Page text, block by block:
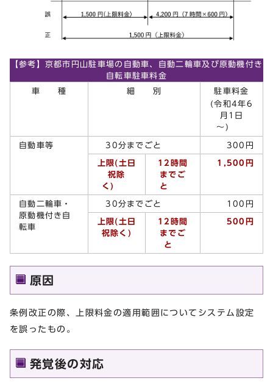
【参考】京都市円山駐車場の自動車、自動二輪車及び原動機付き
自転車駐車料金
車 種
細 別
駐車料金
(令和4年6
月1日
～)
自動車等 30分までごと 300円
上限(土日
祝除
く)
12 時間
までご
と
1,500円
自動二輪車・
原動機付き自
転車
30分までごと 100円
上限(土日
祝除く)
12 時間
までご
と
500円
原因
条例改正の際、上限料金の適用範囲についてシステム設定
を誤ったもの。
発覚後の対応